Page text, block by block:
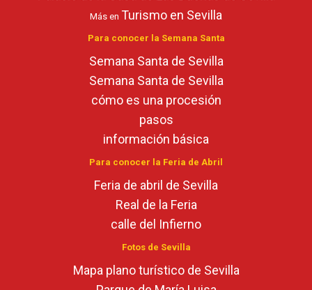
Más en Turismo en Sevilla
Para conocer la Semana Santa
Semana Santa de Sevilla
Semana Santa de Sevilla
cómo es una procesión
pasos
información básica
Para conocer la Feria de Abril
Feria de abril de Sevilla
Real de la Feria
calle del Infierno
Fotos de Sevilla
Mapa plano turístico de Sevilla